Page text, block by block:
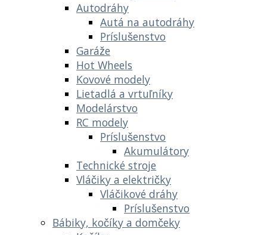
Autodráhy
Autá na autodráhy
Príslušenstvo
Garáže
Hot Wheels
Kovové modely
Lietadlá a vrtuľníky
Modelárstvo
RC modely
Príslušenstvo
Akumulátory
Technické stroje
Vláčiky a električky
Vláčikové dráhy
Príslušenstvo
Bábiky, kočíky a domčeky